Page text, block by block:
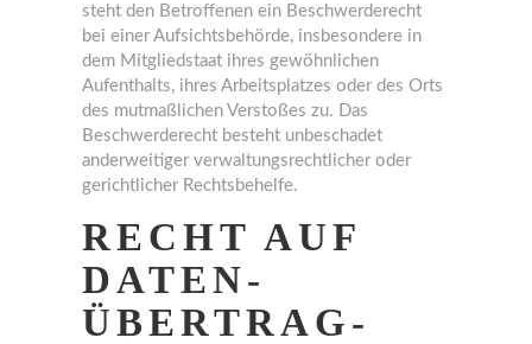
steht den Betroffenen ein Beschwerderecht
bei einer Aufsichtsbehörde, insbesondere in
dem Mitgliedstaat ihres gewöhnlichen
Aufenthalts, ihres Arbeitsplatzes oder des Orts
des mutmaßlichen Verstoßes zu. Das
Beschwerderecht besteht unbeschadet
anderweitiger verwaltungsrechtlicher oder
gerichtlicher Rechtsbehelfe.
RECHT AUF
DATEN­
ÜBERTRAG­